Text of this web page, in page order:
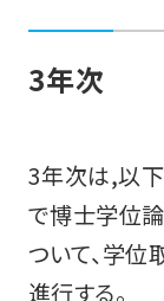
3年次
3年次は,以下
で博士学位
ついて、学
進行する。